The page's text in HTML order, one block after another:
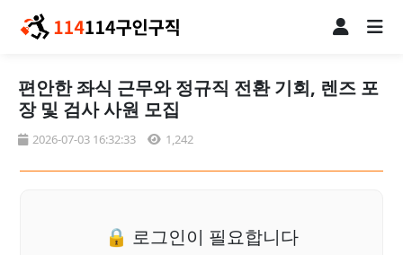
편안한 좌식 근무와 정규직 전환 기회, 렌즈 포
장 및 검사 사원 모집
2026-07-03 16:32:33 1,242
🔒 로그인이 필요합니다